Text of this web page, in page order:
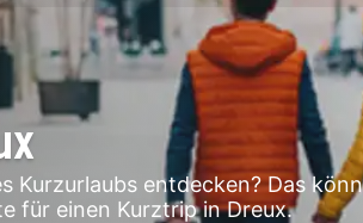
Kurzurlaubs entdecken? Das
für einen Kurztrip in Dreux.